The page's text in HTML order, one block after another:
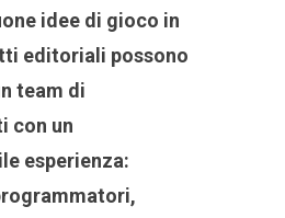
idee di gioco in
editoriali possono
team di
con un
esperienza: